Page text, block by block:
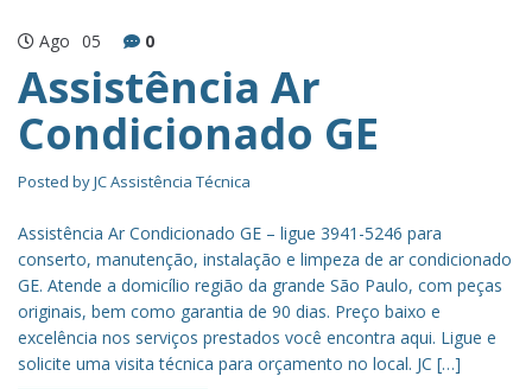
Ago 05 0
Assistência Ar
Condicionado GE
Posted byJC Assistência Técnica
Assistência Ar Condicionado GE – ligue 3941-5246 para
conserto, manutenção, instalação e limpeza de ar condicionado
GE. Atende a domicílio região da grande São Paulo, com peças
originais, bem como garantia de 90 dias. Preço baixo e
excelência nos serviços prestados você encontra aqui. Ligue e
solicite uma visita técnica para orçamento no local. JC […]